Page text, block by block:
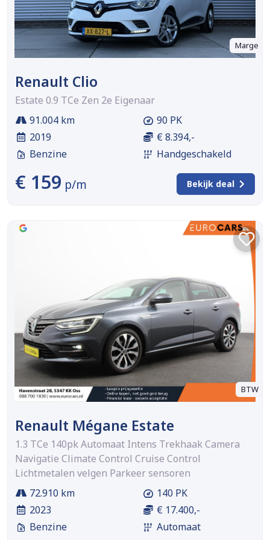
Marge
Renault Clio
Estate 0.9 TCe Zen 2e Eigenaar
91.004 km
2019
Benzine
90 PK
€ 8.394,-
Handgeschakeld
€ 159 p/m Bekijk deal
BTW
Renault Mégane Estate
1.3 TCe 140pk Automaat Intens Trekhaak Camera
Navigatie Climate Control Cruise Control
Lichtmetalen velgen Parkeer sensoren
72.910 km
2023
Benzine
140 PK
€ 17.400,-
Automaat